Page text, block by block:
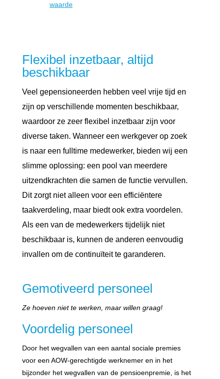
waarde
Flexibel inzetbaar, altijd
beschikbaar
Veel gepensioneerden hebben veel vrije tijd en
zijn op verschillende momenten beschikbaar,
waardoor ze zeer flexibel inzetbaar zijn voor
diverse taken. Wanneer een werkgever op zoek
is naar een fulltime medewerker, bieden wij een
slimme oplossing: een pool van meerdere
uitzendkrachten die samen de functie vervullen.
Dit zorgt niet alleen voor een efficiëntere
taakverdeling, maar biedt ook extra voordelen.
Als een van de medewerkers tijdelijk niet
beschikbaar is, kunnen de anderen eenvoudig
invallen om de continuïteit te garanderen.
Gemotiveerd personeel
Ze hoeven niet te werken, maar willen graag!
Voordelig personeel
Door het wegvallen van een aantal sociale premies
voor een AOW-gerechtigde werknemer en in het
bijzonder het wegvallen van de pensioenpremie, is het